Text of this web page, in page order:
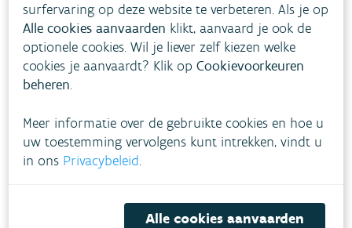
Toestand
Evolutie
Hoe pakken we dit aan?
Meer informatie
surfervaring op deze website te verbeteren. Als je op
Alle cookies aanvaarden klikt, aanvaard je ook de
optionele cookies. Wil je liever zelf kiezen welke
cookies je aanvaardt? Klik opCookievoorkeuren
beheren.
Meer informatie over de gebruikte cookies en hoe u
uw toestemming vervolgens kunt intrekken, vindt u
in ons Privacybeleid.
Alle cookies aanvaarden